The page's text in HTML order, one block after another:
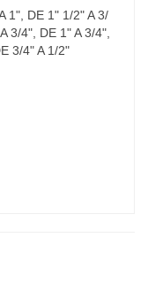
1", DE 1" 1/2" A 3/
3/4", DE 1" A 3/4",
3/4" A 1/2"